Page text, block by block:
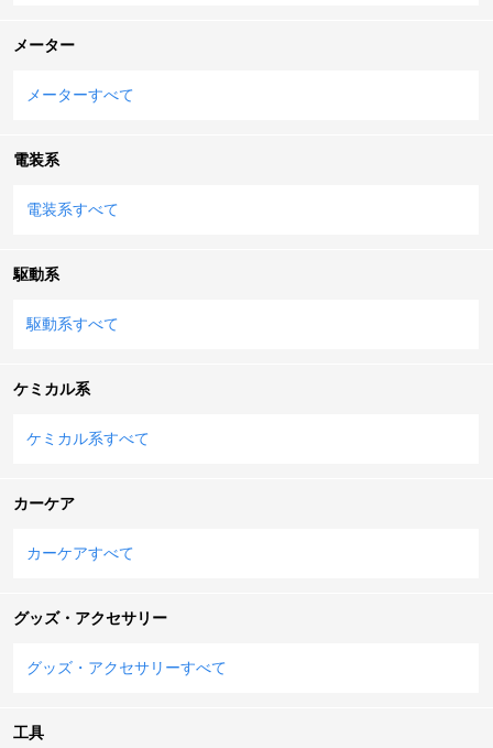
メーター
メーターすべて
電装系
電装系すべて
駆動系
駆動系すべて
ケミカル系
ケミカル系すべて
カーケア
カーケアすべて
グッズ・アクセサリー
グッズ・アクセサリーすべて
工具